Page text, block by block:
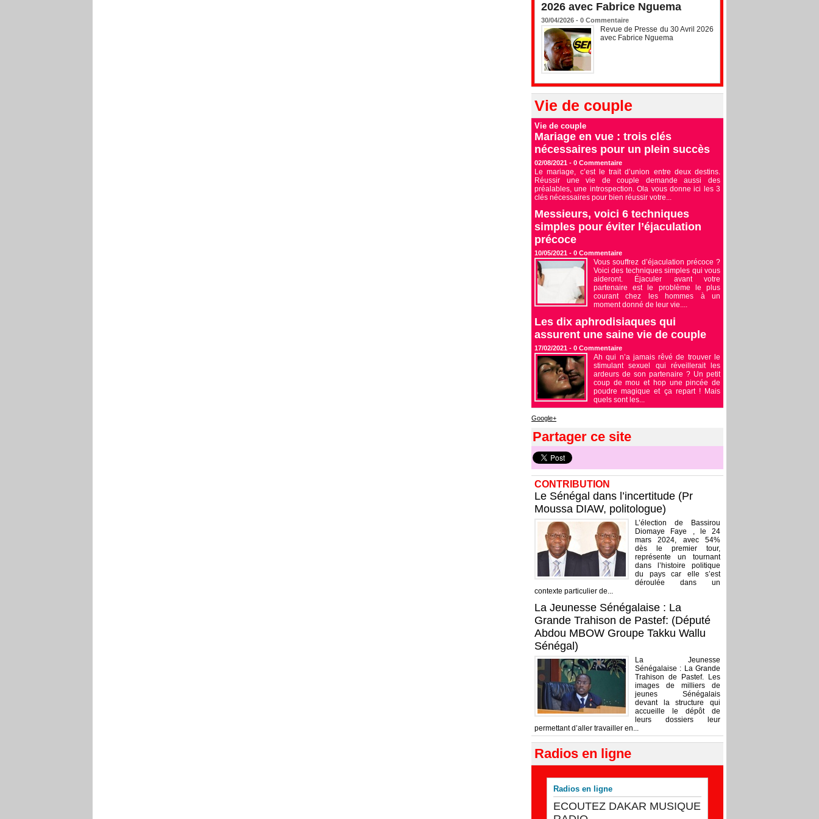
2026 avec Fabrice Nguema
30/04/2026 - 0 Commentaire
Revue de Presse du 30 Avril 2026
avec Fabrice Nguema
Vie de couple
Vie de couple
Mariage en vue : trois clés
nécessaires pour un plein succès
02/08/2021 - 0 Commentaire
Le mariage, c’est le trait d’union entre deux destins.
Réussir une vie de couple demande aussi des
préalables, une introspection. Ola vous donne ici les 3
clés nécessaires pour bien réussir votre...
Messieurs, voici 6 techniques
simples pour éviter l’éjaculation
précoce
10/05/2021 - 0 Commentaire
Vous souffrez d’éjaculation précoce ?
Voici des techniques simples qui vous
aideront. Éjaculer avant votre
partenaire est le problème le plus
courant chez les hommes à un
moment donné de leur vie....
Les dix aphrodisiaques qui
assurent une saine vie de couple
17/02/2021 - 0 Commentaire
Ah qui n’a jamais rêvé de trouver le
stimulant sexuel qui réveillerait les
ardeurs de son partenaire ? Un petit
coup de mou et hop une pincée de
poudre magique et ça repart ! Mais
quels sont les...
Google+
Partager ce site
CONTRIBUTION
Le Sénégal dans l’incertitude (Pr
Moussa DIAW, politologue)
L’élection de Bassirou
Diomaye Faye , le 24
mars 2024, avec 54%
dès le premier tour,
représente un tournant
dans l’histoire politique
du pays car elle s’est
déroulée dans un
contexte particulier de...
La Jeunesse Sénégalaise : La
Grande Trahison de Pastef: (Député
Abdou MBOW Groupe Takku Wallu
Sénégal)
La Jeunesse
Sénégalaise : La Grande
Trahison de Pastef. Les
images de milliers de
jeunes Sénégalais
devant la structure qui
accueille le dépôt de
leurs dossiers leur
permettant d’aller travailler en...
Radios en ligne
Radios en ligne
ECOUTEZ DAKAR MUSIQUE